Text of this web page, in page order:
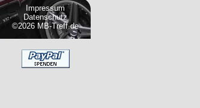
Impressum
Datenschutz
©2026 MB-Treff.de